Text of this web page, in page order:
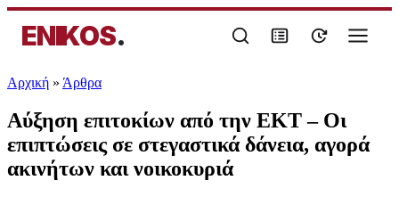
ENIKOS.
Αρχική » Άρθρα
Αύξηση επιτοκίων από την ΕΚΤ – Οι
επιπτώσεις σε στεγαστικά δάνεια, αγορά
ακινήτων και νοικοκυριά